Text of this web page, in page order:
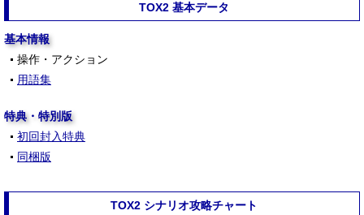
TOX2 基本データ
基本情報
操作・アクション
用語集
特典・特別版
初回封入特典
同梱版
TOX2 シナリオ攻略チャート